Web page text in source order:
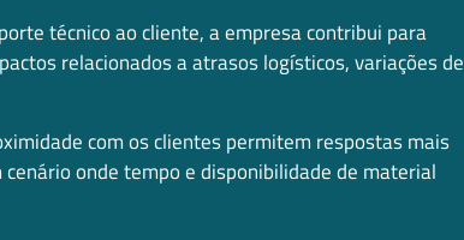
técnico ao cliente, a empresa contribui para
relacionados a atrasos logísticos, variações de
com os clientes permitem respostas mais
onde tempo e disponibilidade de material